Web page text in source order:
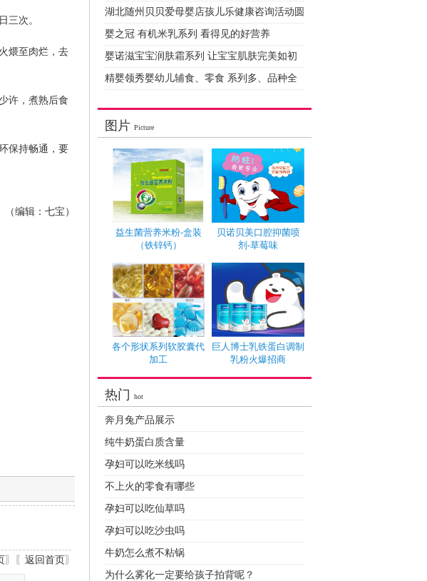
三次。
煨至肉烂，去
许，煮熟后食
保持畅通，要
（编辑：七宝）
〗〖 返回首页〗
湖北随州贝贝爱母婴店孩儿乐健康咨询活动圆
婴之冠 有机米乳系列 看得见的好营养
婴诺滋宝宝润肤霜系列 让宝宝肌肤完美如初
精婴领秀婴幼儿辅食、零食 系列多、品种全
图片 Picture
益生菌营养米粉-盒装
（铁锌钙）
贝诺贝美口腔抑菌喷
剂-草莓味
各个形状系列软胶囊代
加工
巨人博士乳铁蛋白调制
乳粉火爆招商
热门 hot
奔月兔产品展示
纯牛奶蛋白质含量
孕妇可以吃米线吗
不上火的零食有哪些
孕妇可以吃仙草吗
孕妇可以吃沙虫吗
牛奶怎么煮不粘锅
为什么雾化一定要给孩子拍背呢？